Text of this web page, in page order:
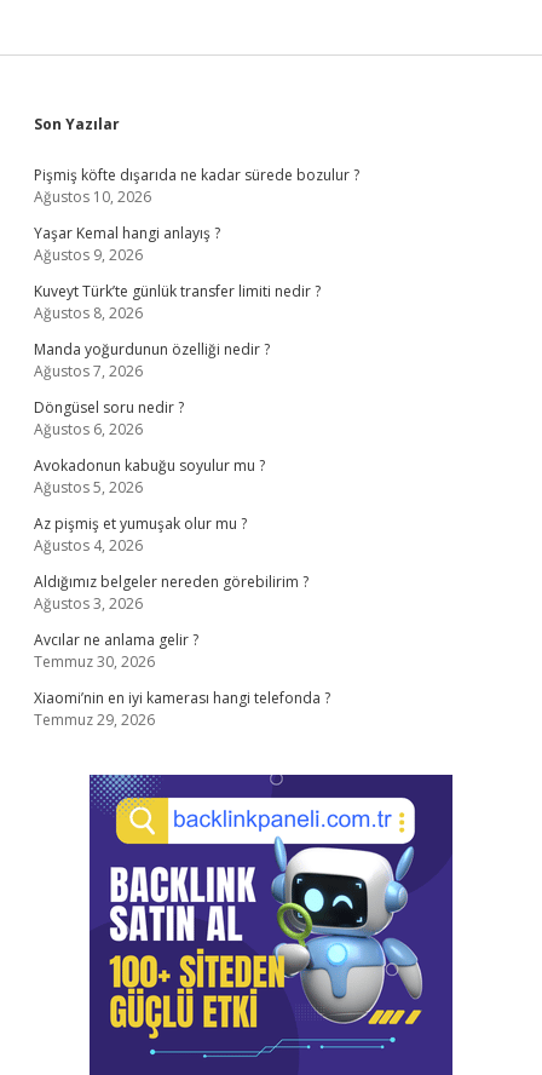
Sidebar
Son Yazılar
Pişmiş köfte dışarıda ne kadar sürede bozulur ?
Ağustos 10, 2026
Yaşar Kemal hangi anlayış ?
Ağustos 9, 2026
Kuveyt Türk’te günlük transfer limiti nedir ?
Ağustos 8, 2026
Manda yoğurdunun özelliği nedir ?
Ağustos 7, 2026
Döngüsel soru nedir ?
Ağustos 6, 2026
Avokadonun kabuğu soyulur mu ?
Ağustos 5, 2026
Az pişmiş et yumuşak olur mu ?
Ağustos 4, 2026
Aldığımız belgeler nereden görebilirim ?
Ağustos 3, 2026
Avcılar ne anlama gelir ?
Temmuz 30, 2026
Xiaomi’nin en iyi kamerası hangi telefonda ?
Temmuz 29, 2026